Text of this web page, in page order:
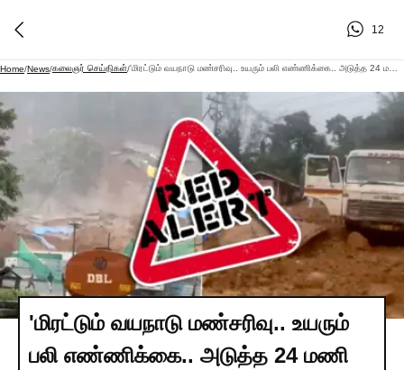
12
Home/News/கலைஞர் செய்திகள்/
'மிரட்டும் வயநாடு மண்சரிவு.. உயரும்
பலி எண்ணிக்கை.. அடுத்த 24 மணி